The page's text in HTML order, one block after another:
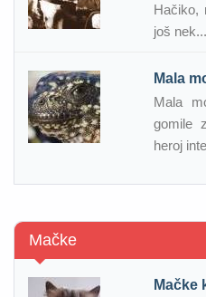
Hačiko,
još nek...
Mala
Mala
gomile
heroj
Mačke
Mačke